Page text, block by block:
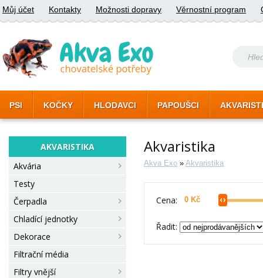
Můj účet Kontakty Možnosti dopravy Věrnostní program
PSI KOČKY HLODAVCI PAPOUŠCI
AKVARISTIKA
Akvária
Testy
Čerpadla
Chladící jednotky
Dekorace
Filtrační média
Filtry vnější
Akvaristika
Akva Exo » Akvaristika
Cena:
Řadit: